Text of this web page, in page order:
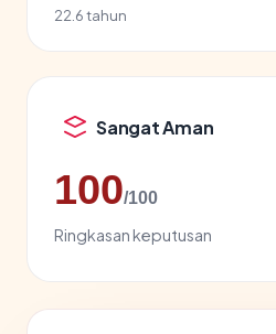
22.6 tahun
Sangat Aman
100/100
Ringkasan keputusan